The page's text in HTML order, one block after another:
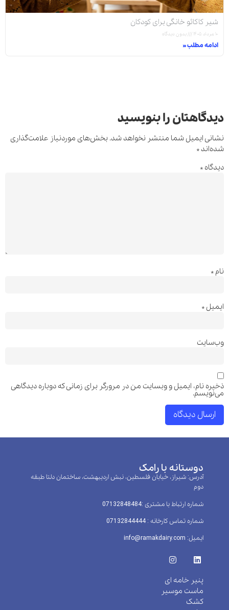
شیر کاکائو خانگی برای کودکان
۱۰ مرداد ۱۴۰۵ بدون دیدگاه
ادامه مطلب »
دیدگاهتان را بنویسید
نشانی ایمیل شما منتشر نخواهد شد. بخش‌های موردنیاز علامت‌گذاری
شده‌اند *
دیدگاه *
نام *
ایمیل*
وب‌سایت
ذخیره نام، ایمیل و وبسایت من در مرورگر برای زمانی که دوباره دیدگاهی
می‌نویسم.
دوستانه با رامک
آدرس: شیراز، خیابان فلسطین، نبش اردیبهشت، ساختمان دلتا طبقه
دوم
شماره ارتباط با مشتری :‌07132848484
شماره تماس کارخانه : 07132844444
ایمیل: info@ramakdairy.com
پنیر خامه ای
ماست موسیر
کشک